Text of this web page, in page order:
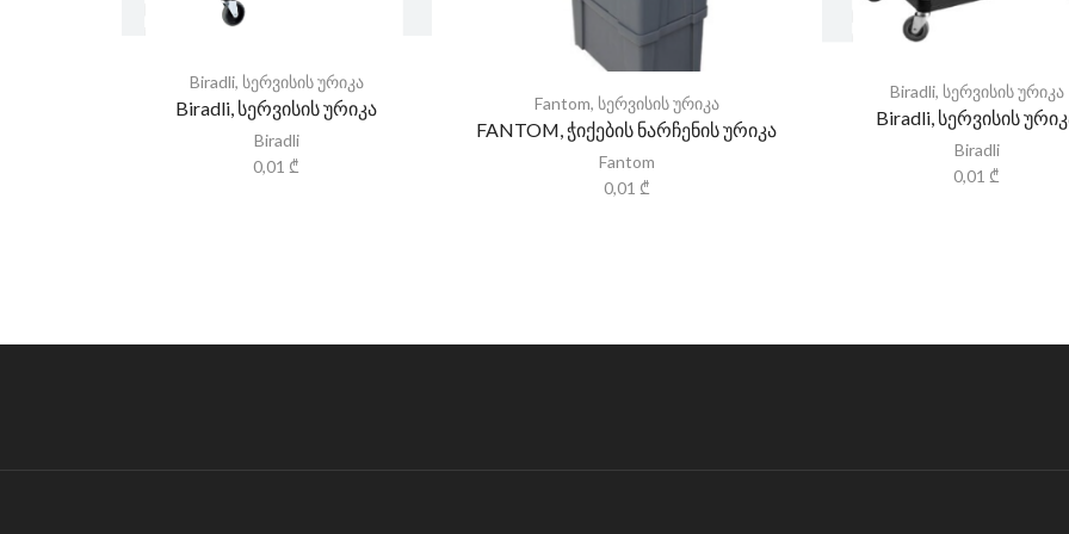
Biradli, სერვისის ურიკა
Biradli, სერვისის ურიკა
Biradli
0,01 ₾
Fantom, სერვისის ურიკა
FANTOM, ჭიქების ნარჩენის ურიკა
Fantom
0,01 ₾
Biradli, სერვისის ურიკა
Biradli, სერვისის
Biradli
0,01 ₾